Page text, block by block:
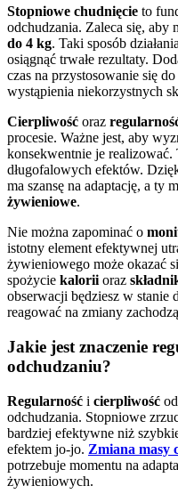
Stopniowe chudnięcie to
odchudzania. Zaleca się, aby
do 4 kg. Taki sposób
osiągnąć trwałe rezultaty.
czas na przystosowanie się
wystąpienia niekorzystnych
Cierpliwość oraz
procesie. Ważne jest, aby
konsekwentnie je realizować.
długofalowych efektów.
ma szansę na adaptację, a ty
żywieniowe.
Nie można zapominać o
istotny element efektywnej
żywieniowego może okazać
spożycie kalorii oraz
obserwacji będziesz w stanie
reagować na zmiany
Jakie jest znaczenie
odchudzaniu?
Regularność i cierpliwość
odchudzania. Stopniowe
bardziej efektywne niż
efektem jo-jo. Zmiana masy
potrzebuje momentu na
żywieniowych.